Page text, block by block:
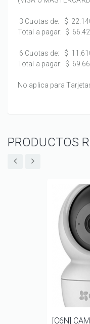
3 Cuotas de:
$
Total a pagar: $
6 Cuotas de:
$
Total a pagar: $
No aplica para
PRODUCTOS